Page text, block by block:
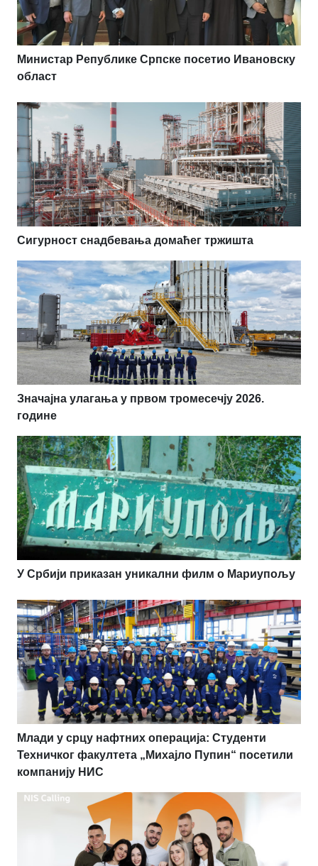
Министар Републике Српске посетио Ивановску
област
Сигурност снадбевања домаћег тржишта
Значајна улагања у првом тромесечју 2026.
године
У Србији приказан уникални филм о Мариупољу
Млади у срцу нафтних операција: Студенти
Техничког факултета „Михајло Пупин“ посетили
компанију НИС